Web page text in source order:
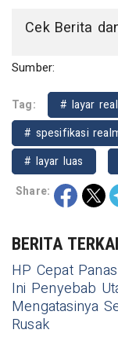
Cek Berita
Sumber:
Tag:
# layar
# spesifikasi
# layar luas
Share:
BERITA
HP Cepat
Ini Penyebab
Mengatasinya
Rusak